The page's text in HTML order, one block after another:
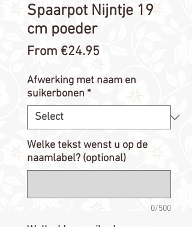
Spaarpot Nijntje 19
cm poeder
From €24.95
Price
Afwerking met naam en
suikerbonen *
Welke tekst wenst u op de
naamlabel? (optional)
0/500